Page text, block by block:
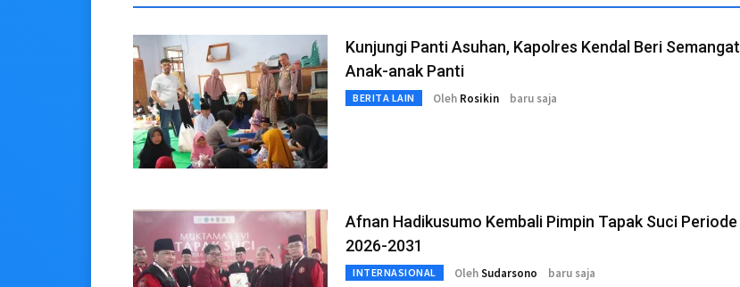
Kunjungi Panti Asuhan, Kapolres Kendal Beri Semangat
Anak-anak Panti
BERITA LAIN Oleh Rosikin baru saja
Afnan Hadikusumo Kembali Pimpin Tapak Suci Periode
2026-2031
INTERNASIONAL OlehSudarsono baru saja